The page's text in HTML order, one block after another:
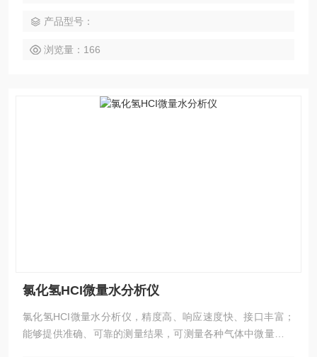
量标准。
产品型号：
浏览量：166
氯化氢HCI微量水分析仪
氯化氢HCI微量水分析仪，精度高、响应速度快、接口丰富；
能够提供准确、可靠的测量结果，可测量各种气体中微量水分